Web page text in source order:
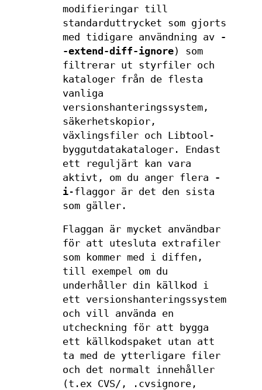
modifieringar till
standarduttrycket som gjorts
med tidigare användning av
-
-extend-diff-ignore) som
filtrerar ut styrfiler och
kataloger från de flesta
vanliga
versionshanteringssystem,
säkerhetskopior,
växlingsfiler och Libtool-
byggutdatakataloger. Endast
ett reguljärt kan vara
aktivt, om du anger flera
-
i-flaggor är det den sista
som gäller.
Flaggan är mycket användbar
för att utesluta extrafiler
som kommer med i diffen,
till exempel om du
underhåller din källkod i
ett versionshanteringssystem
och vill använda en
utcheckning för att bygga
ett källkodspaket utan att
ta med de ytterligare filer
och det normalt innehåller
(t.ex CVS/, .cvsignore,